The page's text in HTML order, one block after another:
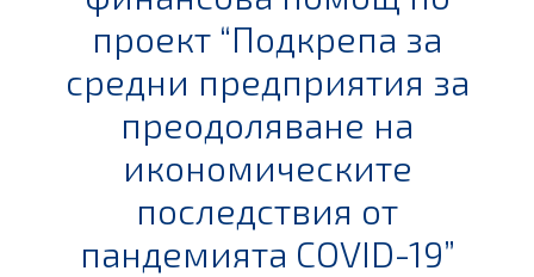
проект “Подкрепа за
средни предприятия за
преодоляване на
икономическите
последствия от
пандемията COVID-19”